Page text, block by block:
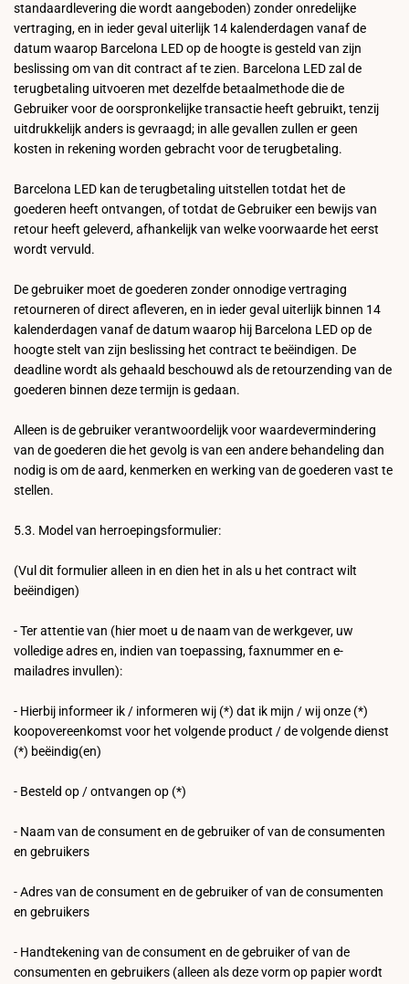
standaardlevering die wordt aangeboden) zonder onredelijke
vertraging, en in ieder geval uiterlijk 14 kalenderdagen vanaf de
datum waarop Barcelona LED op de hoogte is gesteld van zijn
beslissing om van dit contract af te zien. Barcelona LED zal de
terugbetaling uitvoeren met dezelfde betaalmethode die de
Gebruiker voor de oorspronkelijke transactie heeft gebruikt, tenzij
uitdrukkelijk anders is gevraagd; in alle gevallen zullen er geen
kosten in rekening worden gebracht voor de terugbetaling.
Barcelona LED kan de terugbetaling uitstellen totdat het de
goederen heeft ontvangen, of totdat de Gebruiker een bewijs van
retour heeft geleverd, afhankelijk van welke voorwaarde het eerst
wordt vervuld.
De gebruiker moet de goederen zonder onnodige vertraging
retourneren of direct afleveren, en in ieder geval uiterlijk binnen 14
kalenderdagen vanaf de datum waarop hij Barcelona LED op de
hoogte stelt van zijn beslissing het contract te beëindigen. De
deadline wordt als gehaald beschouwd als de retourzending van de
goederen binnen deze termijn is gedaan.
Alleen is de gebruiker verantwoordelijk voor waardevermindering
van de goederen die het gevolg is van een andere behandeling dan
nodig is om de aard, kenmerken en werking van de goederen vast te
stellen.
5.3. Model van herroepingsformulier:
(Vul dit formulier alleen in en dien het in als u het contract wilt
beëindigen)
- Ter attentie van (hier moet u de naam van de werkgever, uw
volledige adres en, indien van toepassing, faxnummer en e-
mailadres invullen):
- Hierbij informeer ik / informeren wij (*) dat ik mijn / wij onze (*)
koopovereenkomst voor het volgende product / de volgende dienst
(*) beëindig(en)
- Besteld op / ontvangen op (*)
- Naam van de consument en de gebruiker of van de consumenten
en gebruikers
- Adres van de consument en de gebruiker of van de consumenten
en gebruikers
- Handtekening van de consument en de gebruiker of van de
consumenten en gebruikers (alleen als deze vorm op papier wordt